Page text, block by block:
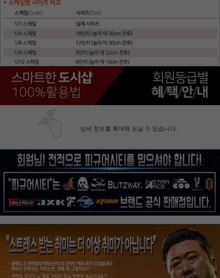
상세 정보를 확대해 보실 수 있습니다.